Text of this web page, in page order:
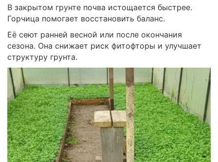
В закрытом грунте почва истощается быстрее.
Горчица помогает восстановить баланс.
Её сеют ранней весной или после окончания
сезона. Она снижает риск фитофторы и улучшает
структуру грунта.